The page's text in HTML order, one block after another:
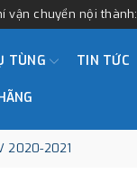
vận chuyển nội
TÙNG TIN TỨC
2020-2021